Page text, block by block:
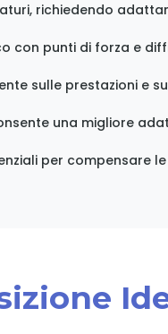
richiedendo
con punti di forza e
sulle prestazioni e
una migliore
per compensare